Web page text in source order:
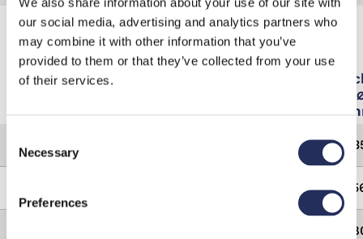
our social media, advertising and analytics partners who
may combine it with other information that you’ve
provided to them or that they’ve collected from your use
of their services.
Selection
Necessary
Preferences
Máquinas
Model